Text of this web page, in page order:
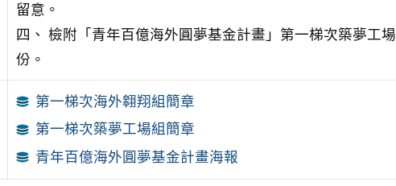
留意。
四、 檢附「青年百億海外圓夢基金計畫」第一梯次築夢工場
份。
第一梯次海外翱翔組簡章
第一梯次築夢工場組簡章
青年百億海外圓夢基金計畫海報